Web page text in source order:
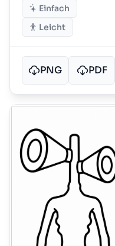
Einfach
Leicht
PNG PDF